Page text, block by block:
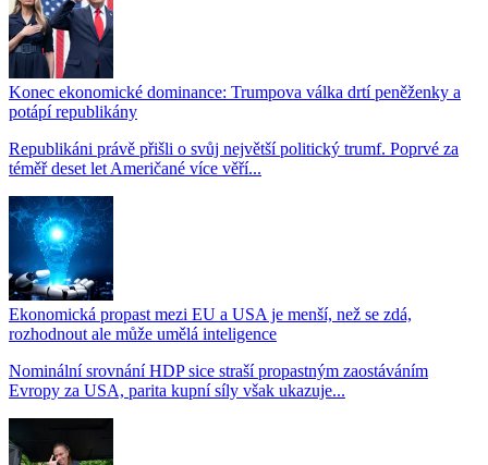
Konec ekonomické dominance: Trumpova válka drtí peněženky a
potápí republikány
Republikáni právě přišli o svůj největší politický trumf. Poprvé za
téměř deset let Američané více věří...
Ekonomická propast mezi EU a USA je menší, než se zdá,
rozhodnout ale může umělá inteligence
Nominální srovnání HDP sice straší propastným zaostáváním
Evropy za USA, parita kupní síly však ukazuje...